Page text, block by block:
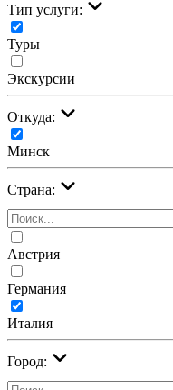
Тип услуги:
Туры
Экскурсии
Откуда:
Минск
Страна:
Австрия
Германия
Италия
Город: